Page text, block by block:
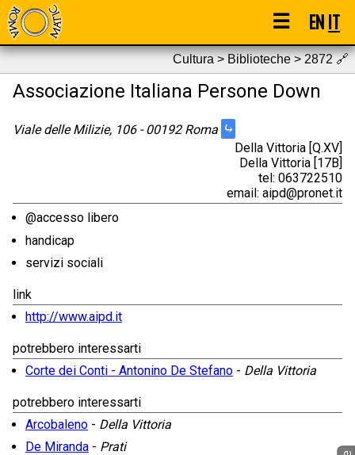
☰ ENIT
Cultura > Biblioteche > 2872🔗
Associazione Italiana Persone Down
Viale delle Milizie, 106 - 00192 Roma ⤷
Della Vittoria [Q.XV]
Della Vittoria [17B]
tel: 063722510
email: aipd@pronet.it
@accesso libero
handicap
servizi sociali
link
http://www.aipd.it
potrebbero interessarti
Corte dei Conti - Antonino De Stefano - Della Vittoria
potrebbero interessarti
Arcobaleno - Della Vittoria
De Miranda - Prati